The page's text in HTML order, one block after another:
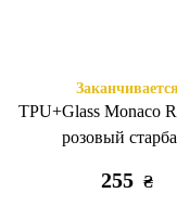
Заканчивается
TPU+Glass Monaco
розовый
255 ₴